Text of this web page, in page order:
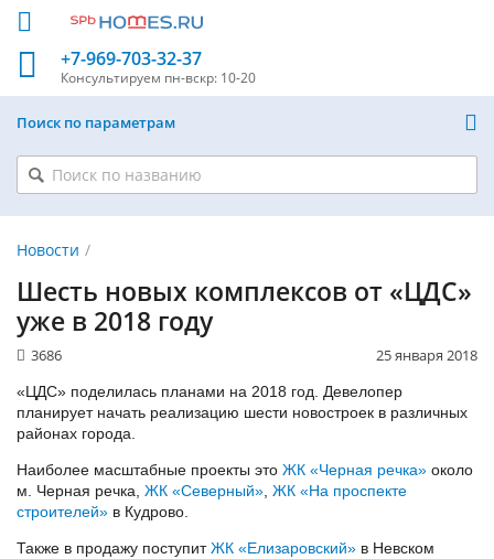
+7-969-703-32-37
Консультируем пн-вскр: 10-20
Поиск по параметрам
Новости
Шесть новых комплексов от «ЦДС»
уже в 2018 году
25 января 2018
3686
«ЦДС» поделилась планами на 2018 год. Девелопер
планирует начать реализацию шести новостроек в различных
районах города.
Наиболее масштабные проекты это ЖК «Черная речка» около
м. Черная речка, ЖК «Северный» ЖК «На проспекте
строителей» в Кудрово.
Также в продажу поступитЖК «Елизаровский» в Невском